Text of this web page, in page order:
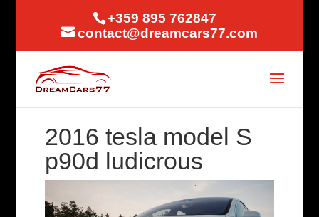
+359 895 762847
contact@dreamcars77.com
2016 tesla model S
p90d ludicrous